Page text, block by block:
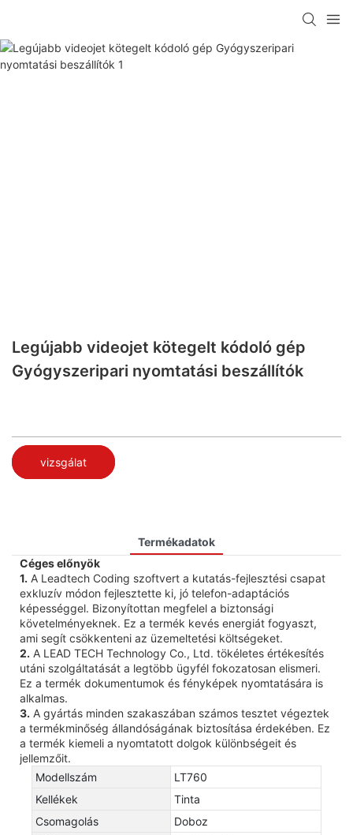
Legújabb videojet kötegelt kódoló gép
Gyógyszeripari nyomtatási beszállítók
vizsgálat
Termékadatok
Céges előnyök
1. A Leadtech Coding szoftvert a kutatás-fejlesztési csapat
exkluzív módon fejlesztette ki, jó telefon-adaptációs
képességgel. Bizonyítottan megfelel a biztonsági
követelményeknek. Ez a termék kevés energiát fogyaszt,
ami segít csökkenteni az üzemeltetési költségeket.
2. A LEAD TECH Technology Co., Ltd. tökéletes értékesítés
utáni szolgáltatását a legtöbb ügyfél fokozatosan elismeri.
Ez a termék dokumentumok és fényképek nyomtatására is
alkalmas.
3. A gyártás minden szakaszában számos tesztet végeztek
a termékminőség állandóságának biztosítása érdekében. Ez
a termék kiemeli a nyomtatott dolgok különbségeit és
jellemzőit.
Modellszám
LT760
Kellékek
Tinta
Csomagolás
Doboz